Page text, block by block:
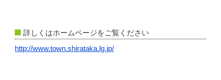
詳しくはホームページをご覧ください
http://www.town.shirataka.lg.jp/